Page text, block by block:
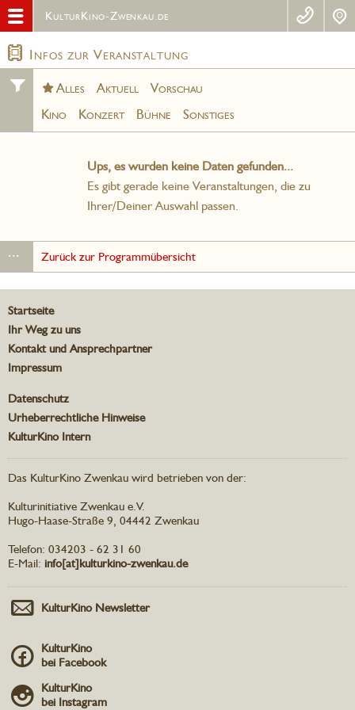
KulturKino-Zwenkau.de
Infos zur Veranstaltung
Alles Aktuell
Vorschau
Kino
Konzert Bühne Sonstiges
Ups, es wurden keine Daten gefunden...
Es gibt gerade keine Veranstaltungen, die zu
Ihrer/Deiner Auswahl passen.
... Zurück zur Programmübersicht
Startseite
Ihr Weg zu uns
Kontakt und Ansprechpartner
Impressum
Datenschutz
Urheberrechtliche Hinweise
KulturKino Intern
Das KulturKino Zwenkau wird betrieben von der:
Kulturinitiative Zwenkau e.V.
Hugo-Haase-Straße 9, 04442 Zwenkau
Telefon: 034203 - 62 31 60
E-Mail: info[at]kulturkino-zwenkau.de
KulturKino Newsletter
KulturKino
bei Facebook
KulturKino
bei Instagram